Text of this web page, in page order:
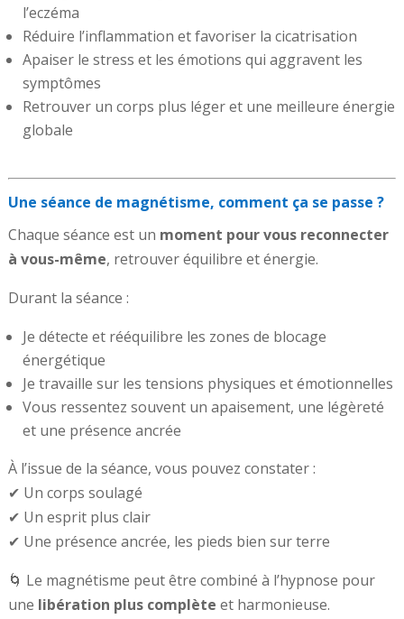
l’eczéma
Réduire l’inflammation et favoriser la cicatrisation
Apaiser le stress et les émotions qui aggravent les
symptômes
Retrouver un corps plus léger et une meilleure énergie
globale
Une séance de magnétisme, comment ça se passe ?
Chaque séance est un moment pour vous reconnecter
à vous-même, retrouver équilibre et énergie.
Durant la séance :
Je détecte et rééquilibre les zones de blocage
énergétique
Je travaille sur les tensions physiques et émotionnelles
Vous ressentez souvent un apaisement, une légèreté
et une présence ancrée
À l’issue de la séance, vous pouvez constater :
✔ Un corps soulagé
✔ Un esprit plus clair
✔ Une présence ancrée, les pieds bien sur terre
🌀 Le magnétisme peut être combiné à l’hypnose pour
une libération plus complète et harmonieuse.